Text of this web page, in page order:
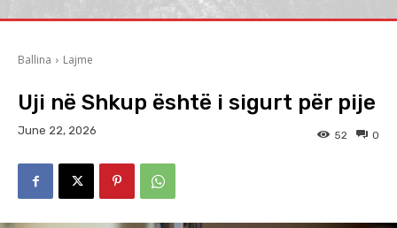
Ballina Lajme
Uji në Shkup është i sigurt për pije
June 22, 2026 0
52